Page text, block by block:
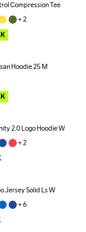
Compression Tee
+ 2
Hoodie 25 M
2.0 Logo Hoodie W
+ 2
Jersey Solid Ls W
+ 6